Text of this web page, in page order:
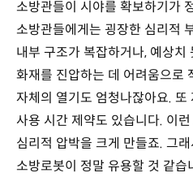
소방관들이 시야를 확보하기가
소방관들에게는 굉장한 심리적
내부 구조가 복잡하거나, 예상치
화재를 진압하는 데 어려움으로
자체의 열기도 엄청나잖아요. 또
사용 시간 제약도 있습니다. 이
심리적 압박을 크게 만들죠. 그
소방로봇이 정말 유용할 것 같습